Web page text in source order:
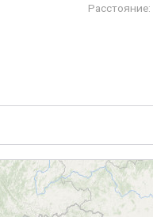
Расстояние: